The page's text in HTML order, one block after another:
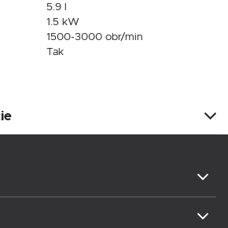
5.9 l
1.5 kW
1500-3000 obr/min
Tak